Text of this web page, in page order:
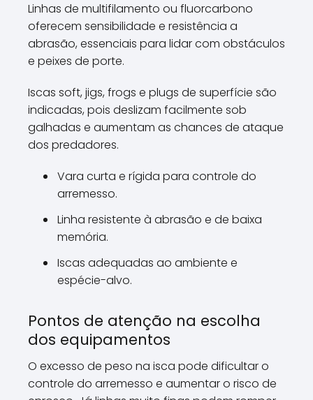
Linhas de multifilamento ou fluorcarbono
oferecem sensibilidade e resistência a
abrasão, essenciais para lidar com obstáculos
e peixes de porte.
Iscas soft, jigs, frogs e plugs de superfície são
indicadas, pois deslizam facilmente sob
galhadas e aumentam as chances de ataque
dos predadores.
Vara curta e rígida para controle do
arremesso.
Linha resistente à abrasão e de baixa
memória.
Iscas adequadas ao ambiente e
espécie-alvo.
Pontos de atenção na escolha
dos equipamentos
O excesso de peso na isca pode dificultar o
controle do arremesso e aumentar o risco de